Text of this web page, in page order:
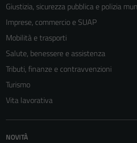
Giustizia, sicurezza pubblica e polizia
Imprese, commercio e SUAP
Mobilità e trasporti
Salute, benessere e assistenza
Tributi, finanze e contravvenzioni
Turismo
Vita lavorativa
NOVITÀ